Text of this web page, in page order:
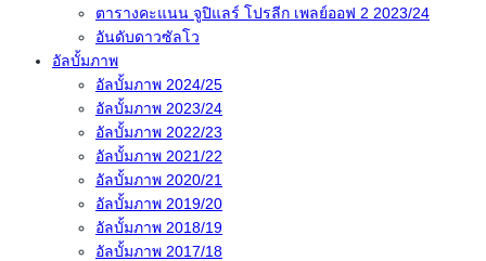
ตารางคะแนน จูปิแลร์ โปรลีก เพลย์ออฟ 2 2023/24
อันดับดาวซัลโว
อัลบั้มภาพ
อัลบั้มภาพ 2024/25
อัลบั้มภาพ 2023/24
อัลบั้มภาพ 2022/23
อัลบั้มภาพ 2021/22
อัลบั้มภาพ 2020/21
อัลบั้มภาพ 2019/20
อัลบั้มภาพ 2018/19
อัลบั้มภาพ 2017/18